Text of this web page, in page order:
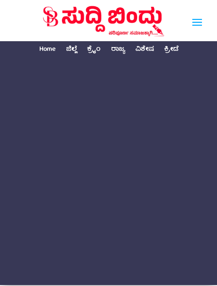
Home ಜಿಲ್ಲೆ ಕ್ರೈಂ ರಾಜ್ಯ ವಿಶೇಷ ಕ್ರೀಡೆ